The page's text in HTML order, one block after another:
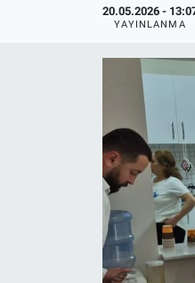
20.05.2026 -
YAYINLANMA